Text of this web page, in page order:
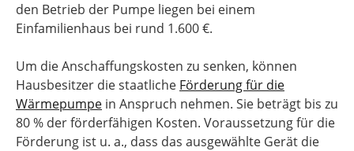
den Betrieb der Pumpe liegen bei einem
Einfamilienhaus bei rund 1.600 €.
Um die Anschaffungskosten zu senken, können
Hausbesitzer die staatliche Förderung für die
Wärmepumpe in Anspruch nehmen. Sie beträgt bis zu
80 % der förderfähigen Kosten. Voraussetzung für die
Förderung ist u. a., dass das ausgewählte Gerät die